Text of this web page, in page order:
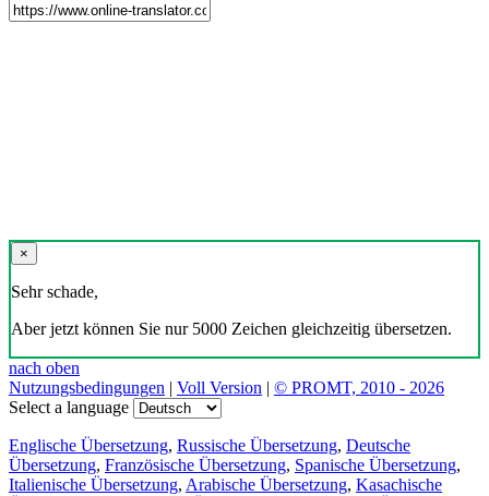
×
Sehr schade,
Aber jetzt können Sie nur 5000 Zeichen gleichzeitig übersetzen.
nach oben
Nutzungsbedingungen | Voll Version | © PROMT, 2010 - 2026
Select a language
Englische Übersetzung, Russische Übersetzung, Deutsche
Übersetzung, Französische Übersetzung, Spanische Übersetzung,
Italienische Übersetzung, Arabische Übersetzung, Kasachische